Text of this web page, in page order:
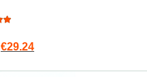
из
Первоначальная цена
€29.24Текущая цена: